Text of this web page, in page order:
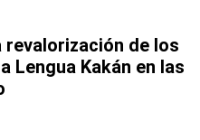
revalorización de los
Lengua Kakán en las